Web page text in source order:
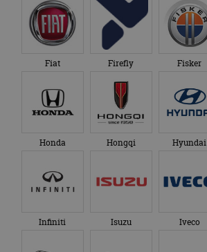
Fiat Firefly Fisker
Honda Hongqi Hyundai
Infiniti Isuzu Iveco